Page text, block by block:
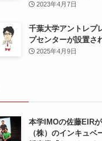
2023年4月7日
千葉大学アントレプ
プセンターが設置さ
2025年4月9日
本学IMOの佐藤EIR
（株）のインキュベ